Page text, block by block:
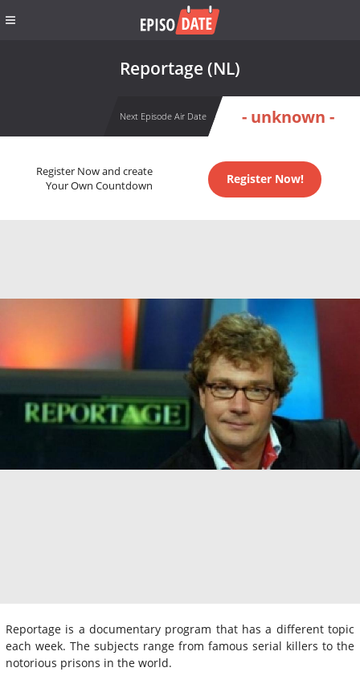
Reportage (NL)
Next Episode Air Date - unknown -
Register Now and create
Your Own Countdown
Register Now!
Reportage is a documentary program that has a different topic
each week. The subjects range from famous serial killers to the
notorious prisons in the world.